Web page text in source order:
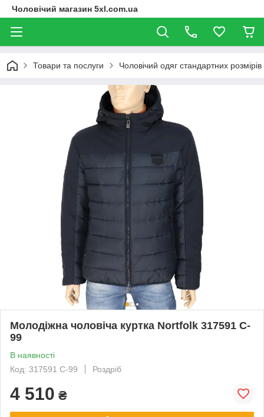
Чоловічий магазин 5xl.com.ua
Товари та послуги Чоловічий одяг стандартних розмірів
Молодіжна чоловіча куртка Nortfolk 317591 C-
99
В наявності
Код: 317591 C-99
Роздріб
4 510 ₴